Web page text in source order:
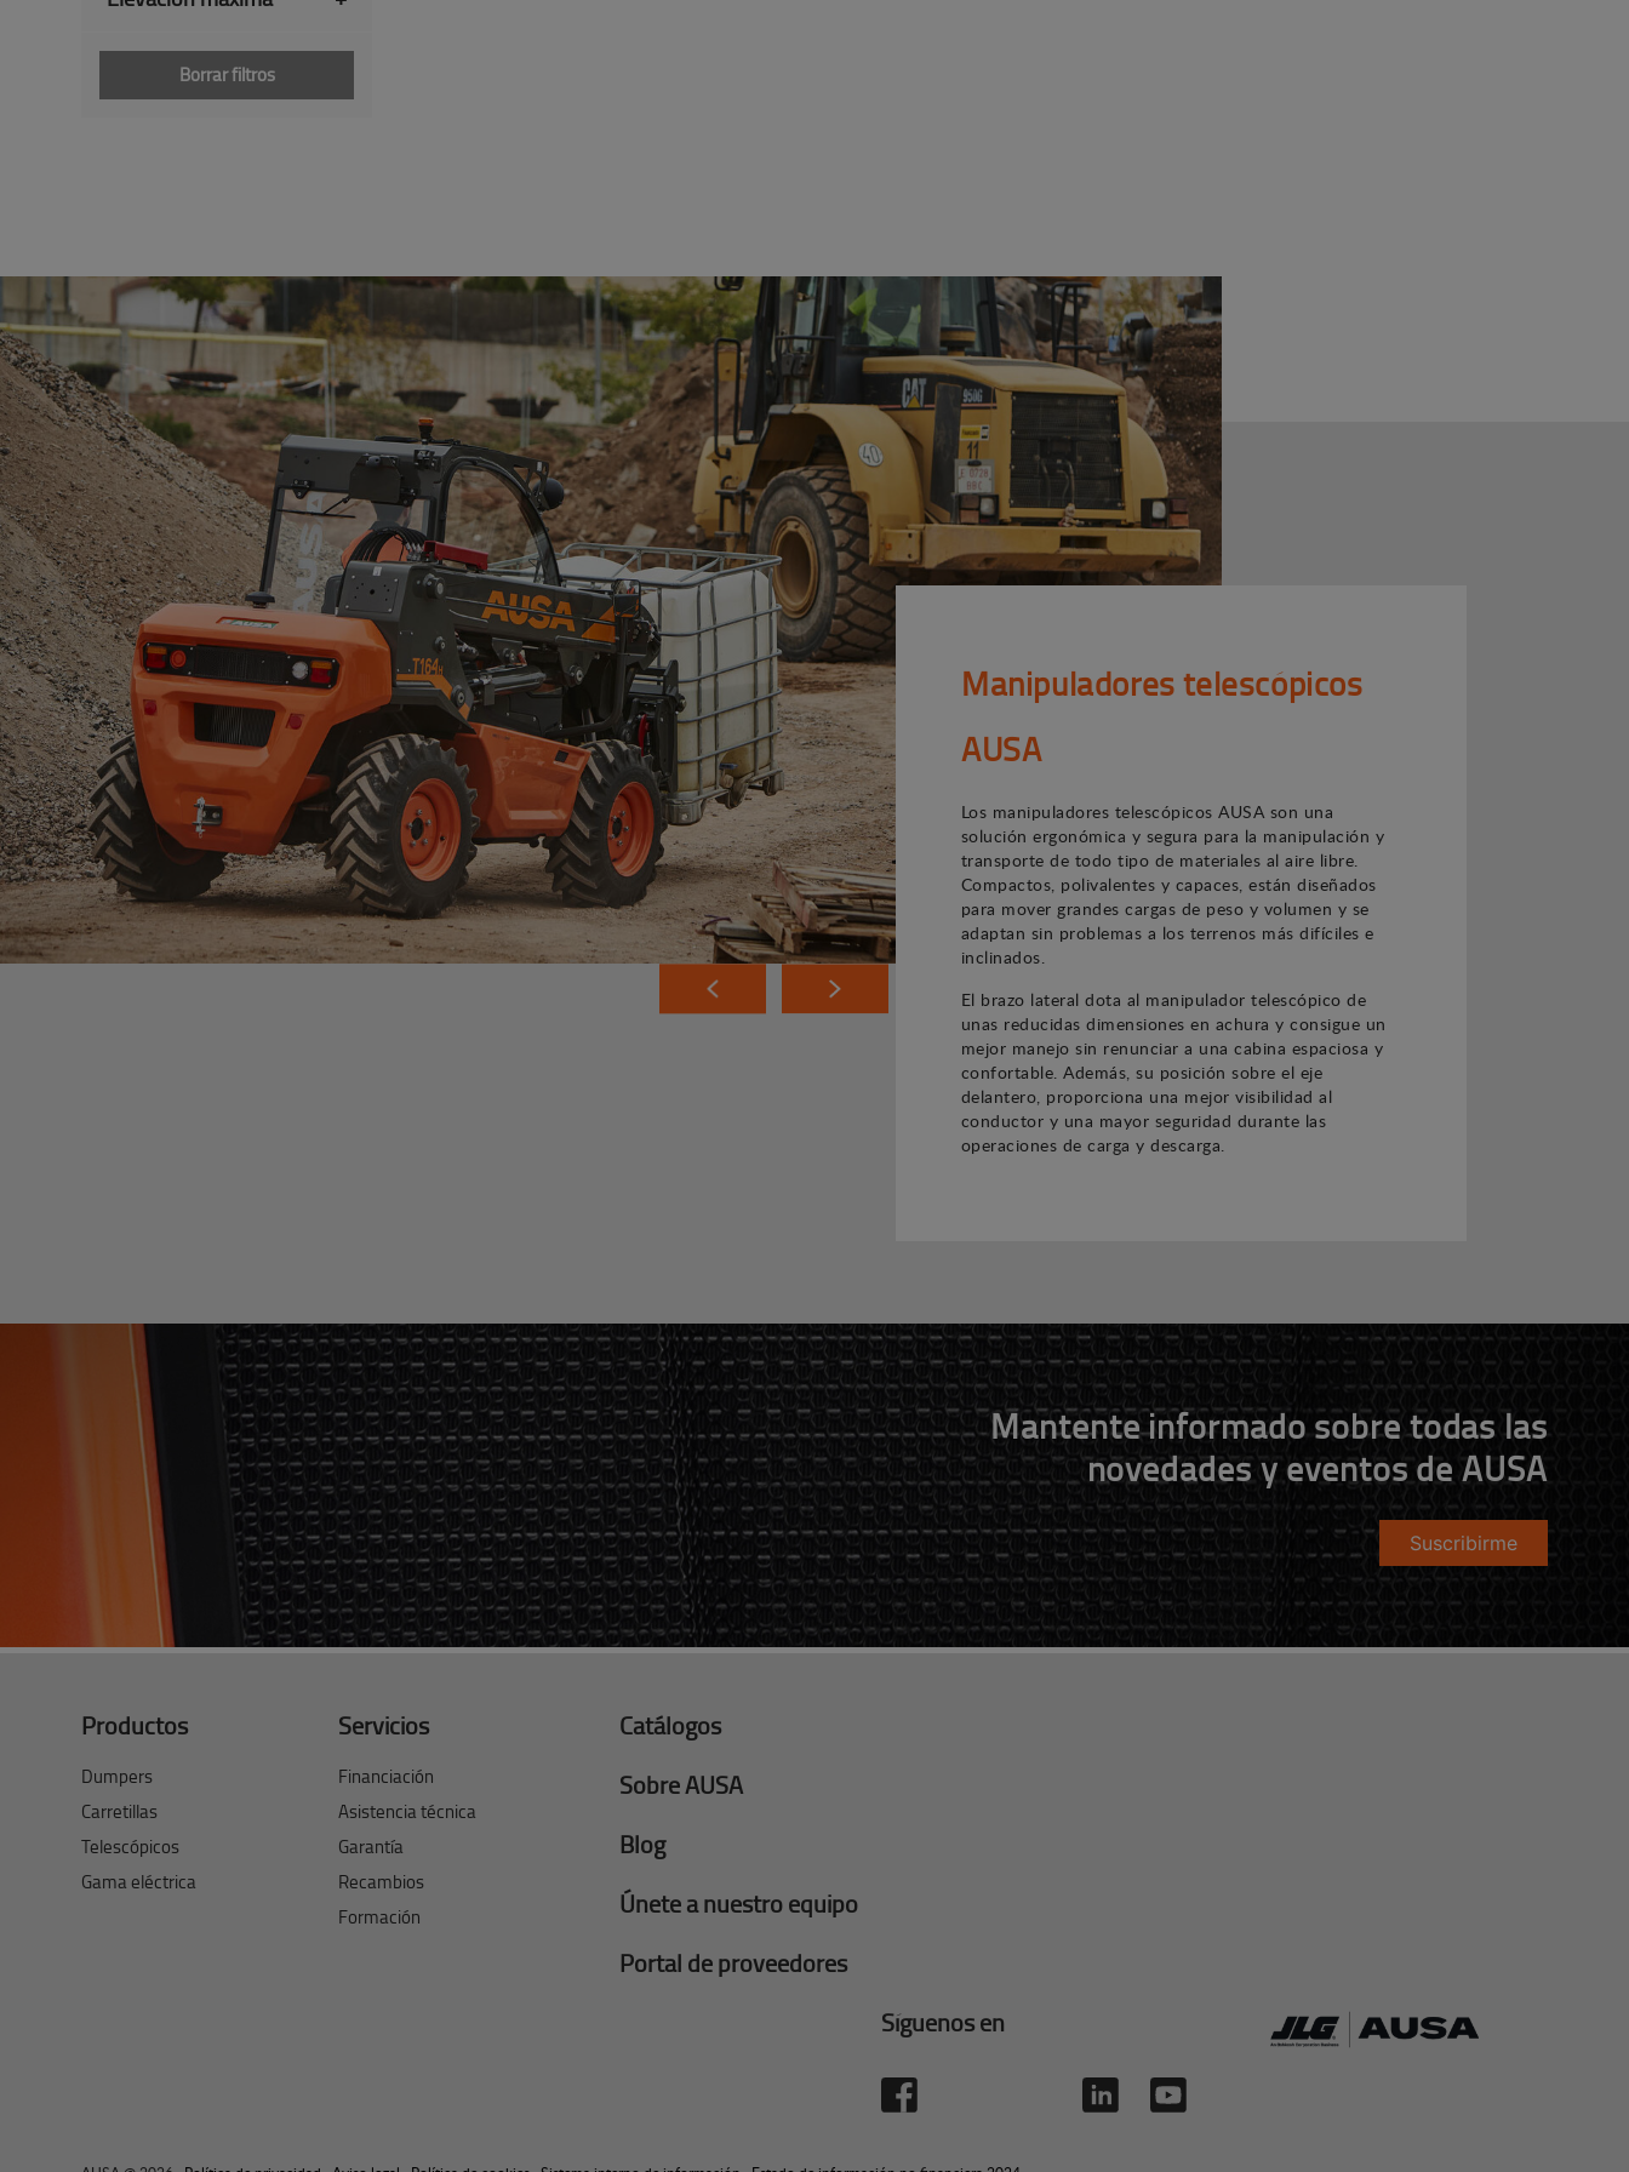
Borrar filtros
Manipuladores telescópicos
AUSA
Los manipuladores telescópicos AUSA son una
solución ergonómica y segura para la manipulación y
transporte de todo tipo de materiales al aire libre.
Compactos, polivalentes y capaces, están diseñados
para mover grandes cargas de peso y volumen y se
adaptan sin problemas a los terrenos más difíciles e
inclinados.
El brazo lateral dota al manipulador telescópico de
unas reducidas dimensiones en achura y consigue un
mejor manejo sin renunciar a una cabina espaciosa y
confortable. Además, su posición sobre el eje
delantero, proporciona una mejor visibilidad al
conductor y una mayor seguridad durante las
operaciones de carga y descarga.
Mantente informado sobre todas las
novedades y eventos de AUSA
Suscribirme
Productos
Dumpers
Carretillas
Telescópicos
Gama eléctrica
Servicios
Financiación
Asistencia técnica
Garantía
Recambios
Formación
Catálogos
Sobre AUSA
Blog
Únete a nuestro equipo
Portal de proveedores
Síguenos en